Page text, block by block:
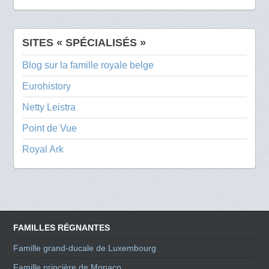
SITES « SPÉCIALISÉS »
Blog sur la famille royale belge
Eurohistory
Netty Leistra
Point de Vue
Royal Ark
FAMILLES RÉGNANTES
Famille grand-ducale de Luxembourg